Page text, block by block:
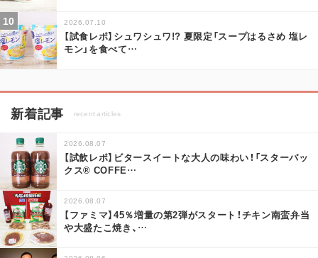
2026.07.10
【試食レポ】シュワシュワ!? 夏限定「スープはるさめ 塩レ
モン」を食べて…
新着記事 recent articles
2026.08.07
【試飲レポ】ビタースイートな大人の味わい！「スターバッ
クス® COFFE…
2026.08.07
【ファミマ】45％増量の第2弾がスタート！チキン南蛮弁当
や大盛たこ焼き、 …